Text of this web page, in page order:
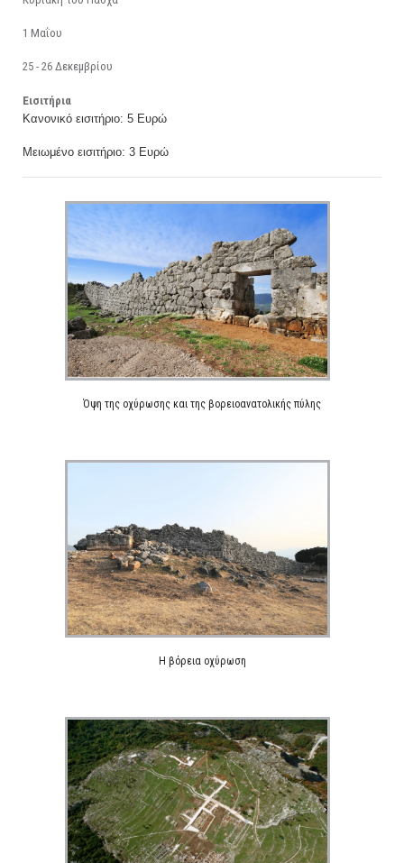
1 Μαΐου
25 - 26 Δεκεμβρίου
Εισιτήρια
Κανονικό εισιτήριο: 5 Ευρώ
Mειωμένο εισιτήριο: 3 Ευρώ
Όψη της οχύρωσης και της βορειοανατολικής πύλης
Η βόρεια οχύρωση